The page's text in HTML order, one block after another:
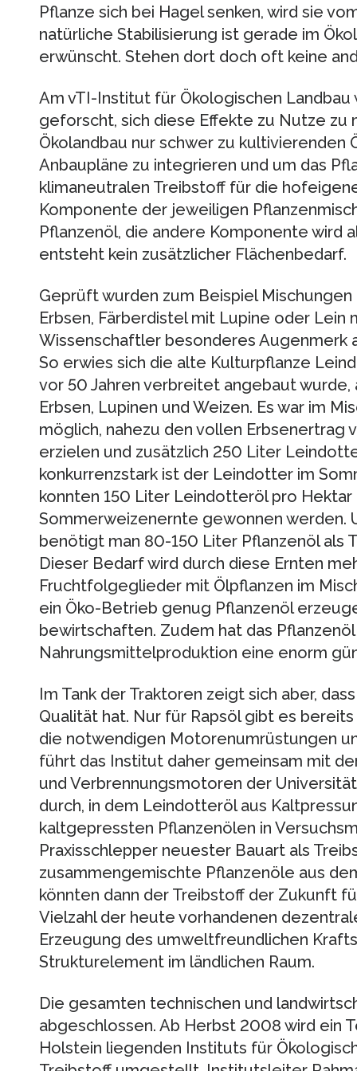
Pflanze sich bei Hagel senken, wird sie
natürliche Stabilisierung ist gerade im
erwünscht. Stehen dort doch oft keine
Am vTI-Institut für Ökologischen Landbau
geforscht, sich diese Effekte zu Nutze zu
Ökolandbau nur schwer zu kultivierenden
Anbaupläne zu integrieren und um das
klimaneutralen Treibstoff für die
Komponente der jeweiligen
Pflanzenöl, die andere Komponente wird
entsteht kein zusätzlicher Flächenbedarf.
Geprüft wurden zum Beispiel
Erbsen, Färberdistel mit Lupine oder Lein
Wissenschaftler besonderes Augenmerk
So erwies sich die alte Kulturpflanze
vor 50 Jahren verbreitet angebaut
Erbsen, Lupinen und Weizen. Es war im
möglich, nahezu den vollen Erbsenertrag
erzielen und zusätzlich 250 Liter
konkurrenzstark ist der Leindotter im
konnten 150 Liter Leindotteröl pro Hektar
Sommerweizenernte gewonnen werden.
benötigt man 80-150 Liter Pflanzenöl als
Dieser Bedarf wird durch diese Ernten
Fruchtfolgeglieder mit Ölpflanzen im
ein Öko-Betrieb genug Pflanzenöl
bewirtschaften. Zudem hat das
Nahrungsmittelproduktion eine enorm
Im Tank der Traktoren zeigt sich aber,
Qualität hat. Nur für Rapsöl gibt es
die notwendigen Motorenumrüstungen
führt das Institut daher gemeinsam mit
und Verbrennungsmotoren der
durch, in dem Leindotteröl aus
kaltgepressten Pflanzenölen in
Praxisschlepper neuester Bauart als
zusammengemischte Pflanzenöle aus
könnten dann der Treibstoff der Zukunft
Vielzahl der heute vorhandenen
Erzeugung des umweltfreundlichen
Strukturelement im ländlichen Raum.
Die gesamten technischen und
abgeschlossen. Ab Herbst 2008 wird ein
Holstein liegenden Instituts für